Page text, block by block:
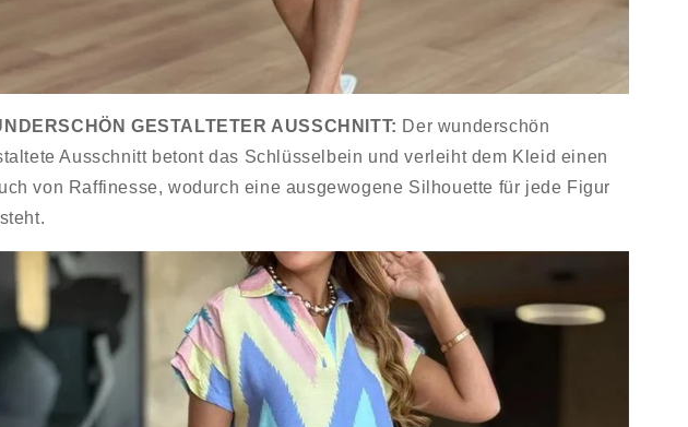
GESTALTETER AUSSCHNITT: Der wunderschön
Ausschnitt betont das Schlüsselbein und verleiht dem Kleid einen
von Raffinesse, wodurch eine ausgewogene Silhouette für jede Figur